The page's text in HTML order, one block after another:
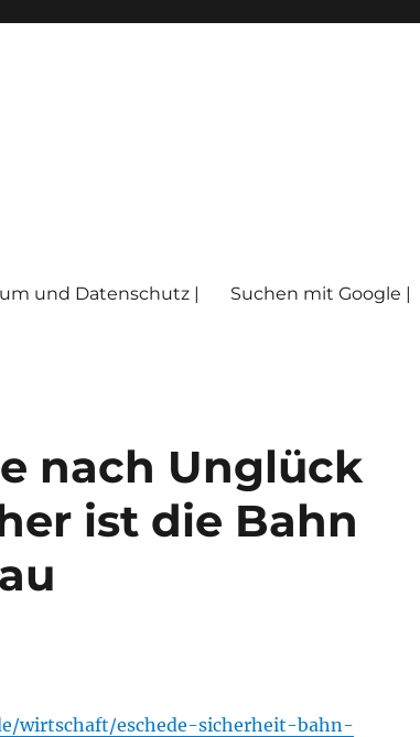
und Datenschutz | Suchen mit Google |
nach Unglück
ist die Bahn
wirtschaft/eschede-sicherheit-bahn-